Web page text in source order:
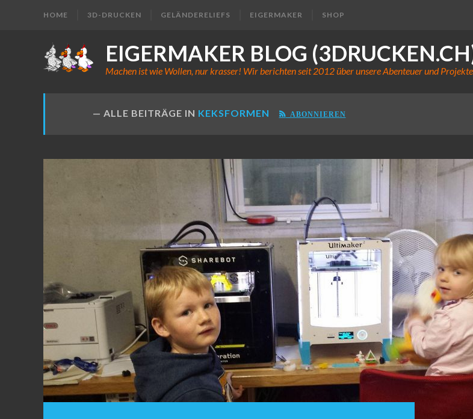
HOME 3D-DRUCKEN GELÄNDERELIEFS EIGERMAKER SHOP
EIGERMAKER BLOG
Machen ist wie Wollen, nur krasser! Wir berichten seit 2012 über unsere Abenteuer und
ALLE BEITRÄGE IN KEKSFORMEN ABONNIEREN